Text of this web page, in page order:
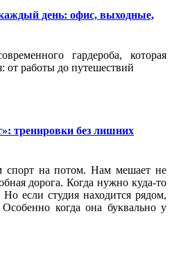
день: офис, выходные,
гардероба, которая
от работы до путешествий
тренировки без лишних
спорт на потом. Нам мешает не
дорога. Когда нужно куда-то
если студия находится рядом,
Особенно когда она буквально у